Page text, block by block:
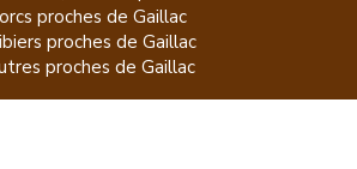
proches de Gaillac
proches de Gaillac
proches de Gaillac